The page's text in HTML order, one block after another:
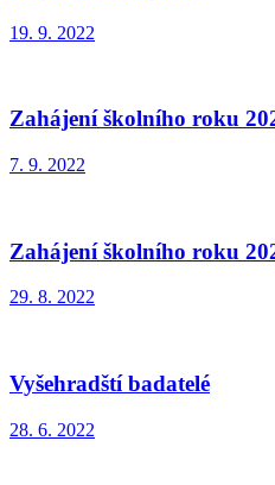
19. 9. 2022
Zahájení školního roku
7. 9. 2022
Zahájení školního roku
29. 8. 2022
Vyšehradští badatelé
28. 6. 2022